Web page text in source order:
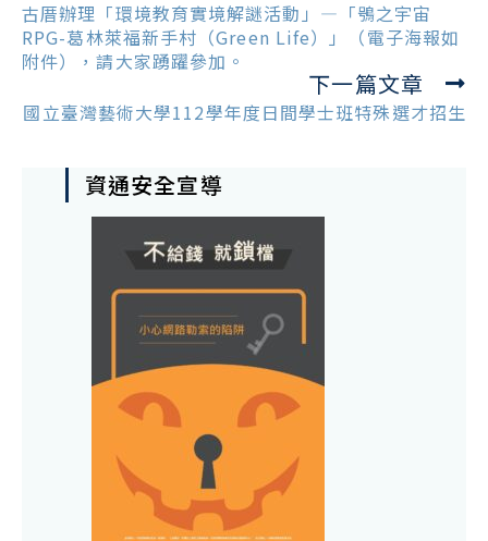
articles
古厝辦理「環境教育實境解謎活動」—「鴞之宇宙
RPG-葛林萊福新手村（Green Life）」（電子海報如
附件），請大家踴躍參加。
下一篇文章
國立臺灣藝術大學112學年度日間學士班特殊選才招生
資通安全宣導